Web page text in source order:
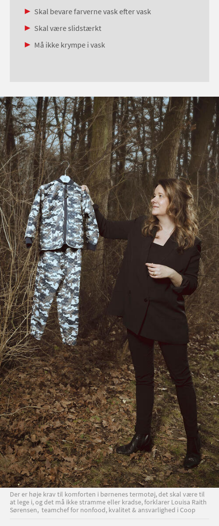
Skal bevare farverne vask efter vask
Skal være slidstærkt
Må ikke krympe i vask
Der er høje krav til komforten i børnenes termotøj, det skal være til
at lege i, og det må ikke stramme eller kradse, forklarer Louisa Raith
Sørensen, teamchef for nonfood, kvalitet & ansvarlighed i Coop